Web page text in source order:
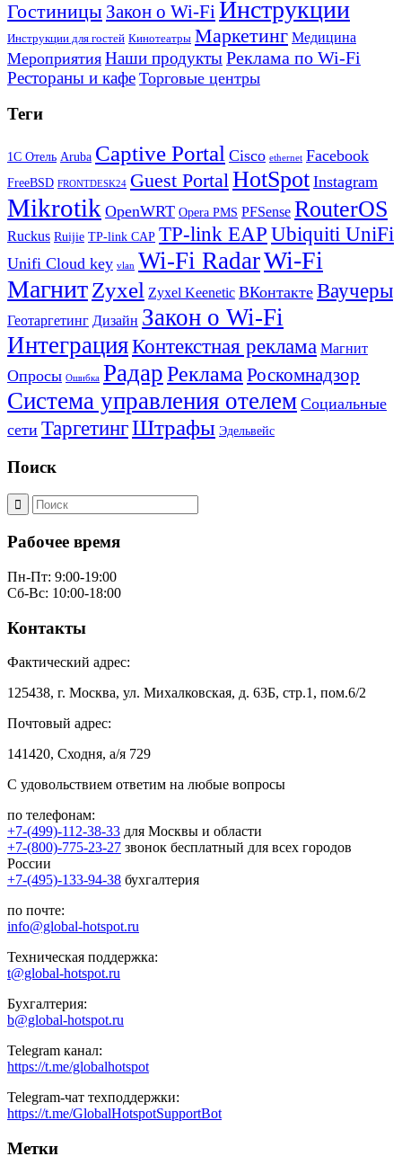
Гостиницы Закон о Wi-Fi Инструкции
Инструкции для гостей Кинотеатры Маркетинг Медицина
Мероприятия Наши продуктыРеклама по Wi-Fi
Рестораны и кафе Торговые центры
Теги
1С Отель Aruba Captive Portal Cisco ethernet Facebook
FreeBSD FRONTDESK24 Guest PortalHotSpot Instagram
Mikrotik OpenWRT Opera PMS PFSense RouterOS
Ruckus Ruijie TP-link CAP TP-link EAP Ubiquiti UniFi
Unifi Cloud key vlan Wi-Fi RadarWi-Fi
МагнитZyxel Zyxel Keenetic ВКонтакте Ваучеры
Геотаргетинг Дизайн Закон о Wi-Fi
ИнтеграцияКонтекстная реклама Магнит
Опросы Ошибка РадарРеклама Роскомнадзор
Система управления отелем Социальные
сети ТаргетингШтрафы Эдельвейс
Поиск
Рабочее время
Пн-Пт: 9:00-19:00
Сб-Вс: 10:00-18:00
Контакты
Фактический адрес:
125438, г. Москва, ул. Михалковская, д. 63Б, стр.1, пом.6/2
Почтовый адрес:
141420, Сходня, а/я 729
С удовольствием ответим на любые вопросы
по телефонам:
+7-(499)-112-38-33 для Москвы и области
+7-(800)-775-23-27 звонок бесплатный для всех городов
России
+7-(495)-133-94-38 бухгалтерия
по почте:
info@global-hotspot.ru
Техническая поддержка:
t@global-hotspot.ru
Бухгалтерия:
b@global-hotspot.ru
Telegram канал:
https://t.me/globalhotspot
Telegram-чат техподдержки:
https://t.me/GlobalHotspotSupportBot
Метки